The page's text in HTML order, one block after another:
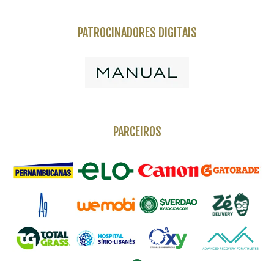
PATROCINADORES DIGITAIS
PARCEIROS